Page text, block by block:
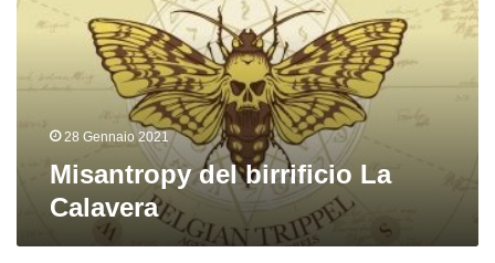
Calavera
28 Gennaio 2021
Misantropy del birrificio La
Calavera